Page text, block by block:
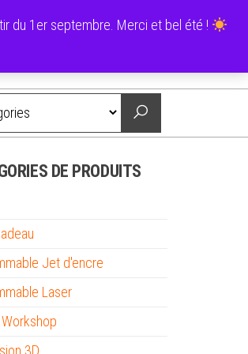
du 1er septembre. Merci et bel été !
0,00 €
DE PRODUITS
Jet d'encre
Laser
3D